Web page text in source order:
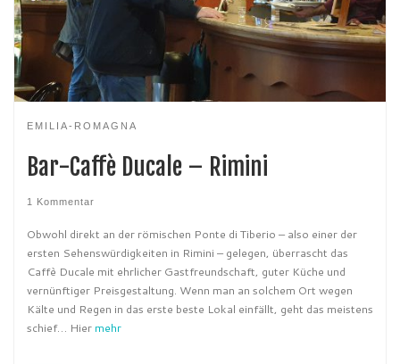
EMILIA-ROMAGNA
Bar-Caffè Ducale – Rimini
1 Kommentar
Obwohl direkt an der römischen Ponte di Tiberio – also einer der
ersten Sehenswürdigkeiten in Rimini – gelegen, überrascht das
Caffè Ducale mit ehrlicher Gastfreundschaft, guter Küche und
vernünftiger Preisgestaltung. Wenn man an solchem Ort wegen
Kälte und Regen in das erste beste Lokal einfällt, geht das meistens
schief… Hier mehr